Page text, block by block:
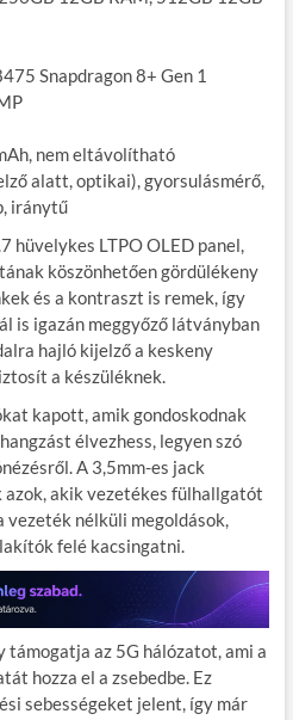
Snapdragon 8+ Gen 1
nem eltávolítható
alatt, optikai), gyorsulásmérő,
iránytű
hüvelykes LTPO OLED panel,
köszönhetően gördülékeny
és a kontraszt is remek, így
is igazán meggyőző látványban
hajló kijelző a keskeny
a készüléknek.
kapott, amik gondoskodnak
élvezhess, legyen szó
A 3,5mm-es jack
akik vezetékes fülhallgatót
vezeték nélküli megoldások,
felé kacsingatni.
támogatja az 5G hálózatot, ami a
hozza el a zsebedbe. Ez
sebességeket jelent, így már